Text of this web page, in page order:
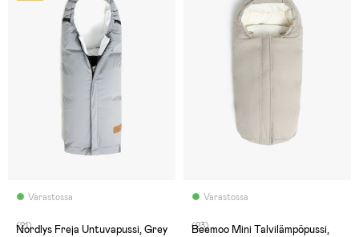
Varastossa
(21)
Nordlys Freja Untuvapussi, Grey
Varastossa
(23)
Beemoo Mini Talvilämpöpussi,